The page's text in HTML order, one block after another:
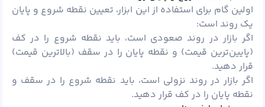
اولین گام برای استفاده از این ابزار، تعیین نقطه شروع و پایان
یک روند است:
اگر بازار در روند صعودی است، باید نقطه شروع را در کف
(پایین‌ترین قیمت) و نقطه پایان را در سقف (بالاترین قیمت)
قرار دهید.
اگر بازار در روند نزولی است، باید نقطه شروع را در سقف و
نقطه پایان را در کف قرار دهید.